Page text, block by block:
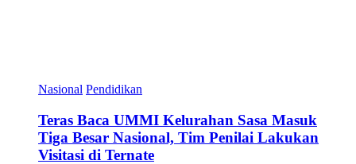
Nasional Pendidikan
Teras Baca UMMI Kelurahan Sasa Masuk
Tiga Besar Nasional, Tim Penilai Lakukan
Visitasi di Ternate